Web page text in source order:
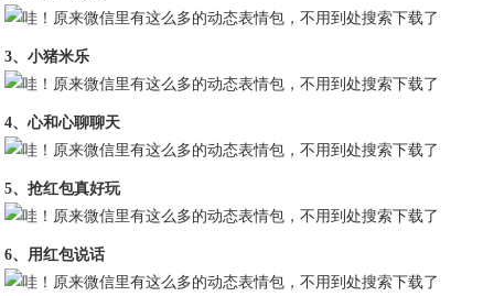
3、小猪米乐
4、心和心聊聊天
5、抢红包真好玩
6、用红包说话